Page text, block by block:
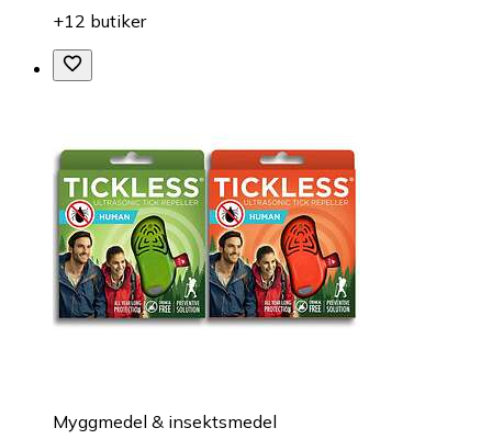
+12 butiker
Myggmedel & insektsmedel